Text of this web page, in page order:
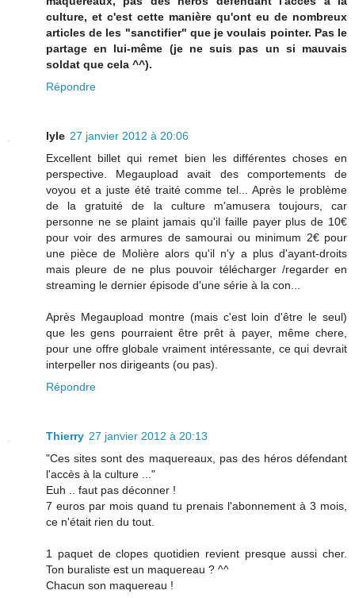
culture, et c'est cette manière qu'ont eu de nombreux
articles de les "sanctifier" que je voulais pointer. Pas le
partage en lui-même (je ne suis pas un si mauvais
soldat que cela ^^).
Répondre
lyle 27 janvier 2012 à 20:06
Excellent billet qui remet bien les différentes choses en
perspective. Megaupload avait des comportements de
voyou et a juste été traité comme tel... Après le problème
de la gratuité de la culture m'amusera toujours, car
personne ne se plaint jamais qu'il faille payer plus de 10€
pour voir des armures de samourai ou minimum 2€ pour
une pièce de Molière alors qu'il n'y a plus d'ayant-droits
mais pleure de ne plus pouvoir télécharger /regarder en
streaming le dernier épisode d'une série à la con...
Après Megaupload montre (mais c'est loin d'être le seul)
que les gens pourraient être prêt à payer, même chere,
pour une offre globale vraiment intéressante, ce qui devrait
interpeller nos dirigeants (ou pas).
Répondre
Thierry 27 janvier 2012 à 20:13
"Ces sites sont des maquereaux, pas des héros défendant
l'accès à la culture ..."
Euh .. faut pas déconner !
7 euros par mois quand tu prenais l'abonnement à 3 mois,
ce n'était rien du tout.
1 paquet de clopes quotidien revient presque aussi cher.
Ton buraliste est un maquereau ? ^^
Chacun son maquereau !